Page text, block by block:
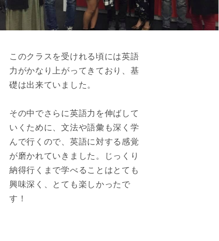
このクラスを受けれる頃には英語
力がかなり上がってきており、基
礎は出来ていました。
その中でさらに英語力を伸ばして
いくために、文法や語彙も深く学
んで行くので、英語に対する感覚
が磨かれていきました。じっくり
納得行くまで学べることはとても
興味深く、とても楽しかったで
す！